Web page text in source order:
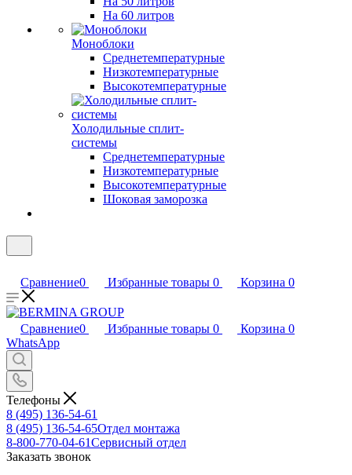
На 60 литров
Моноблоки
Среднетемпературные
Низкотемпературные
Высокотемпературные
Холодильные сплит-
системы
Среднетемпературные
Низкотемпературные
Высокотемпературные
Шоковая заморозка
Сравнение0 Избранные товары 0 Корзина 0
Сравнение0 Избранные товары 0 Корзина 0
WhatsApp
Телефоны
8 (495) 136-54-61
8 (495) 136-54-65Отдел монтажа
8-800-770-04-61Сервисный отдел
Заказать звонок